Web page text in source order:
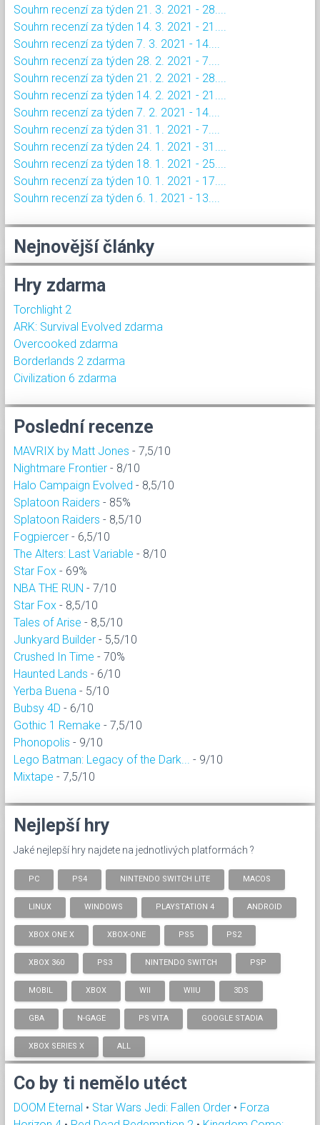
Souhrn recenzí za týden 21. 3. 2021 - 28....
Souhrn recenzí za týden 14. 3. 2021 - 21....
Souhrn recenzí za týden 7. 3. 2021 - 14....
Souhrn recenzí za týden 28. 2. 2021 - 7....
Souhrn recenzí za týden 21. 2. 2021 - 28....
Souhrn recenzí za týden 14. 2. 2021 - 21....
Souhrn recenzí za týden 7. 2. 2021 - 14....
Souhrn recenzí za týden 31. 1. 2021 - 7....
Souhrn recenzí za týden 24. 1. 2021 - 31....
Souhrn recenzí za týden 18. 1. 2021 - 25....
Souhrn recenzí za týden 10. 1. 2021 - 17....
Souhrn recenzí za týden 6. 1. 2021 - 13....
Nejnovější články
Hry zdarma
Torchlight 2
ARK: Survival Evolved zdarma
Overcooked zdarma
Borderlands 2 zdarma
Civilization 6 zdarma
Poslední recenze
MAVRIX by Matt Jones - 7,5/10
Nightmare Frontier - 8/10
Halo Campaign Evolved - 8,5/10
Splatoon Raiders - 85%
Splatoon Raiders - 8,5/10
Fogpiercer - 6,5/10
The Alters: Last Variable - 8/10
Star Fox - 69%
NBA THE RUN - 7/10
Star Fox - 8,5/10
Tales of Arise - 8,5/10
Junkyard Builder - 5,5/10
Crushed In Time - 70%
Haunted Lands - 6/10
Yerba Buena - 5/10
Bubsy 4D - 6/10
Gothic 1 Remake - 7,5/10
Phonopolis - 9/10
Lego Batman: Legacy of the Dark...
- 9/10
Mixtape - 7,5/10
Nejlepší hry
Jaké nejlepší hry najdete na jednotlivých platformách ?
PC PS4 NINTENDO SWITCH LITE MACOS
LINUX WINDOWS PLAYSTATION 4 ANDROID
XBOX ONE X XBOX-ONE PS5 PS2
XBOX 360 PS3 NINTENDO SWITCH PSP
MOBIL XBOX WII WIIU 3DS
GBA N-GAGE PS VITA GOOGLE STADIA
XBOX SERIES X ALL
Co by ti nemělo utéct
DOOM Eternal • Star Wars Jedi: Fallen Order • Forza